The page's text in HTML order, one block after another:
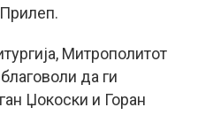
Митрополитот
да ги
Џокоски и Горан